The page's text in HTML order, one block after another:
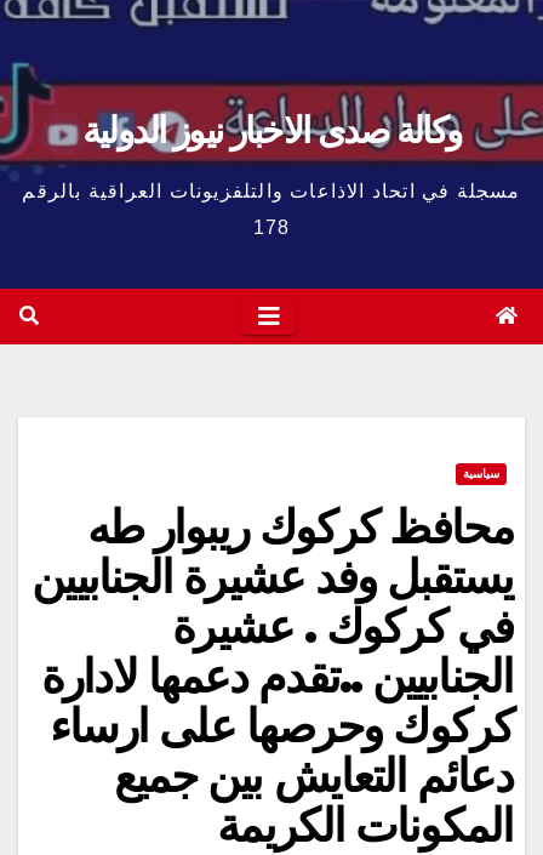
وكالة صدى الاخبار نيوز الدولية
مسجلة في اتحاد الاذاعات والتلفزيونات العراقية بالرقم
178
سياسية
محافظ كركوك ريبوار طه
يستقبل وفد عشيرة الجنابيين
في كركوك . عشيرة
الجنابيين ..تقدم دعمها لادارة
كركوك وحرصها على ارساء
دعائم التعايش بين جميع
المكونات الكريمة